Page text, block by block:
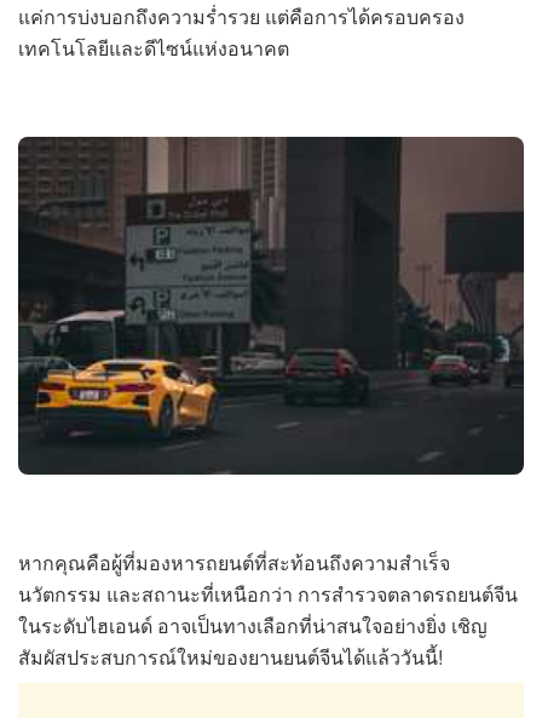
แค่การบ่งบอกถึงความร่ำรวย แต่คือการได้ครอบครอง
เทคโนโลยีและดีไซน์แห่งอนาคต
หากคุณคือผู้ที่มองหารถยนต์ที่สะท้อนถึงความสำเร็จ
นวัตกรรม และสถานะที่เหนือกว่า การสำรวจตลาดรถยนต์จีน
ในระดับไฮเอนด์ อาจเป็นทางเลือกที่น่าสนใจอย่างยิ่ง เชิญ
สัมผัสประสบการณ์ใหม่ของยานยนต์จีนได้แล้ววันนี้!